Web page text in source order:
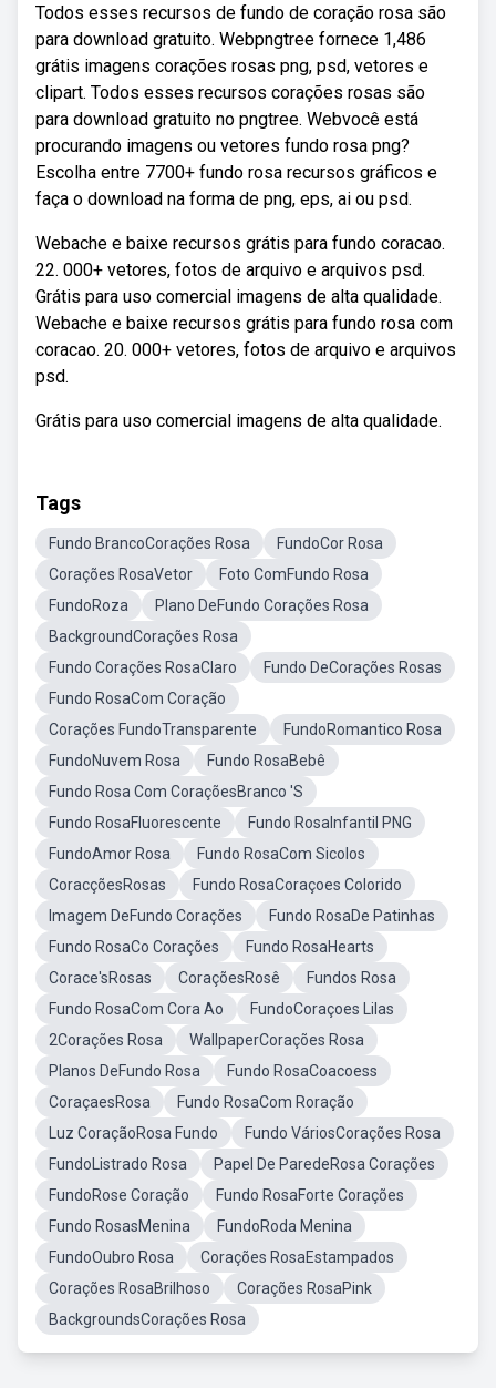
Todos esses recursos de fundo de coração rosa são
para download gratuito. Webpngtree fornece 1,486
grátis imagens corações rosas png, psd, vetores e
clipart. Todos esses recursos corações rosas são
para download gratuito no pngtree. Webvocê está
procurando imagens ou vetores fundo rosa png?
Escolha entre 7700+ fundo rosa recursos gráficos e
faça o download na forma de png, eps, ai ou psd.
Webache e baixe recursos grátis para fundo coracao.
22. 000+ vetores, fotos de arquivo e arquivos psd.
Grátis para uso comercial imagens de alta qualidade.
Webache e baixe recursos grátis para fundo rosa com
coracao. 20. 000+ vetores, fotos de arquivo e arquivos
psd.
Grátis para uso comercial imagens de alta qualidade.
Tags
Fundo BrancoCorações Rosa
FundoCor Rosa
Corações RosaVetor
Foto ComFundo Rosa
FundoRoza
Plano DeFundo Corações Rosa
BackgroundCorações Rosa
Fundo Corações RosaClaro
Fundo DeCorações Rosas
Fundo RosaCom Coração
Corações FundoTransparente
FundoRomantico Rosa
FundoNuvem Rosa
Fundo RosaBebê
Fundo Rosa Com CoraçõesBranco 'S
Fundo RosaFluorescente
Fundo RosaInfantil PNG
FundoAmor Rosa
Fundo RosaCom Sicolos
CoracçõesRosas
Fundo RosaCoraçoes Colorido
Imagem DeFundo Corações
Fundo RosaDe Patinhas
Fundo RosaCo Corações
Fundo RosaHearts
Corace'sRosas
CoraçõesRosê
Fundos Rosa
Fundo RosaCom Cora Ao
FundoCoraçoes Lilas
2Corações Rosa
WallpaperCorações Rosa
Planos DeFundo Rosa
Fundo RosaCoacoess
CoraçaesRosa
Fundo RosaCom Roração
Luz CoraçãoRosa Fundo
Fundo VáriosCorações Rosa
FundoListrado Rosa
Papel De ParedeRosa Corações
FundoRose Coração
Fundo RosaForte Corações
Fundo RosasMenina
FundoRoda Menina
FundoOubro Rosa
Corações RosaEstampados
Corações RosaBrilhoso
Corações RosaPink
BackgroundsCorações Rosa